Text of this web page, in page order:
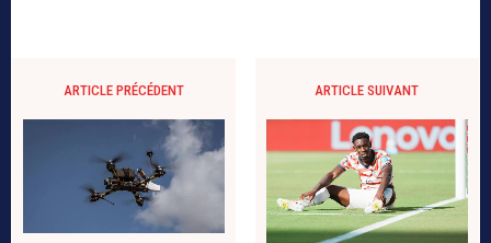
ARTICLE PRÉCÉDENT ARTICLE SUIVANT